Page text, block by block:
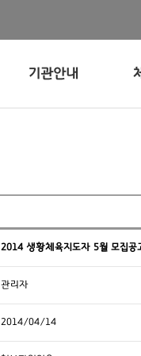
기관안내
2014 생황체육지도자 5월 모집공
관리자
2014/04/14